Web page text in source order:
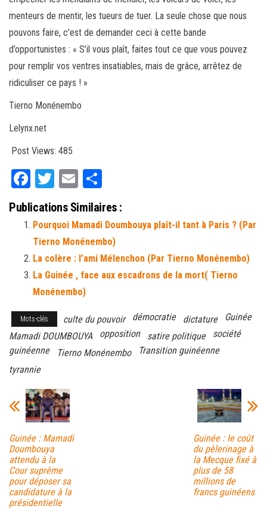
menteurs de mentir, les tueurs de tuer. La seule chose que nous
pouvons faire, c’est de demander ceci à cette bande
d’opportunistes : « S’il vous plaît, faites tout ce que vous pouvez
pour remplir vos ventres insatiables, mais de grâce, arrêtez de
ridiculiser ce pays ! »
Tierno Monénembo
Lelynx.net
Post Views: 485
Fa
ce
bo
ok
T
tt
er
E
m
ail ag
er
Publications Similaires :
Pourquoi Mamadi Doumbouya plaît-il tant à Paris ? (Par
Tierno Monénembo)
La colère : l’ami Mélenchon (Par Tierno Monénembo)
La Guinée , face aux escadrons de la mort( Tierno
Monénembo)
Mots-clés culte du pouvoir démocratie dictature
Guinée
Mamadi DOUMBOUYA
opposition satire politique
société
guinéenne
Tierno Monénembo
Transition guinéenne
tyrannie
Guinée : Mamadi
Doumbouya
attendu à la
Cour suprême
pour déposer sa
candidature à la
présidentielle
Guinée : le coût
du pèlerinage à
la Mecque fixé à
plus de 58
millions de
francs guinéens